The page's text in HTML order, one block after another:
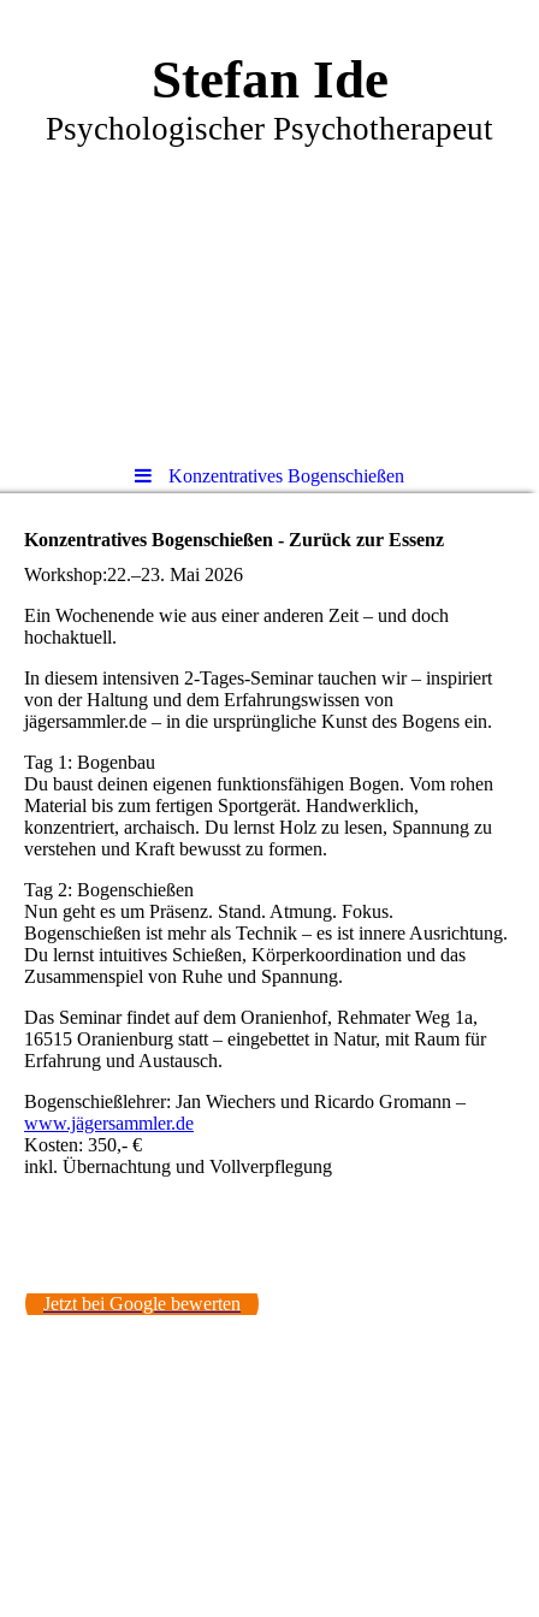
Stefan Ide
Psychologischer Psychotherapeut
Konzentratives Bogenschießen
Konzentratives Bogenschießen - Zurück zur Essenz
Workshop:22.–23. Mai 2026
Ein Wochenende wie aus einer anderen Zeit – und doch
hochaktuell.
In diesem intensiven 2-Tages-Seminar tauchen wir – inspiriert
von der Haltung und dem Erfahrungswissen von
jägersammler.de – in die ursprüngliche Kunst des Bogens ein.
Tag 1: Bogenbau
Du baust deinen eigenen funktionsfähigen Bogen. Vom rohen
Material bis zum fertigen Sportgerät. Handwerklich,
konzentriert, archaisch. Du lernst Holz zu lesen, Spannung zu
verstehen und Kraft bewusst zu formen.
Tag 2: Bogenschießen
Nun geht es um Präsenz. Stand. Atmung. Fokus.
Bogenschießen ist mehr als Technik – es ist innere Ausrichtung.
Du lernst intuitives Schießen, Körperkoordination und das
Zusammenspiel von Ruhe und Spannung.
Das Seminar findet auf dem Oranienhof, Rehmater Weg 1a,
16515 Oranienburg statt – eingebettet in Natur, mit Raum für
Erfahrung und Austausch.
Bogenschießlehrer: Jan Wiechers und Ricardo Gromann –
www.jägersammler.de
Kosten: 350,- €
inkl. Übernachtung und Vollverpflegung
Jetzt bei Google bewerten